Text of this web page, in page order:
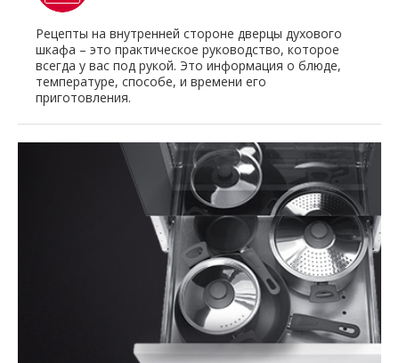
Рецепты на внутренней стороне дверцы духового
шкафа – это практическое руководство, которое
всегда у вас под рукой. Это информация о блюде,
температуре, способе, и времени его
приготовления.